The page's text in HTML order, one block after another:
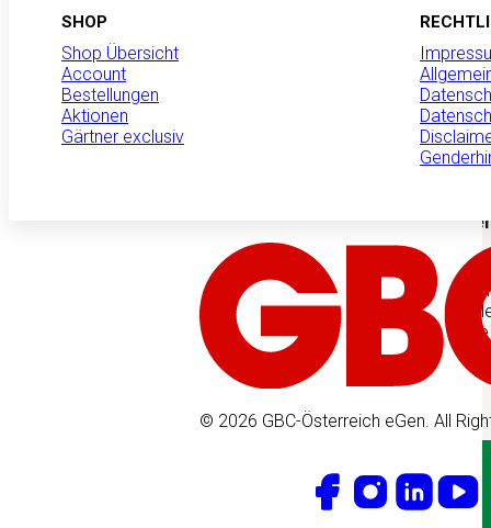
Wir sind GBC
Produktneuheiten
Nacktschnecken
erhebliche
verursachen. Mit
steht eine
zur Verfügung,
Mehr erfahren
SHOP
Shop Übersicht
Account
Bestellungen
Aktionen
Gärtner exclusiv
© 2026 GBC-Österreich eGen. All